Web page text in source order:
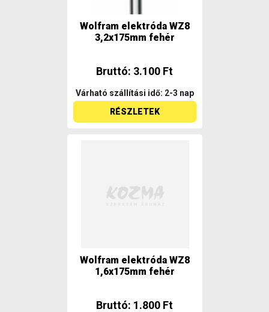
Wolfram elektróda WZ8
3,2x175mm fehér
Bruttó: 3.100 Ft
Várható szállítási idő: 2-3 nap
RÉSZLETEK
Wolfram elektróda WZ8
1,6x175mm fehér
Bruttó: 1.800 Ft